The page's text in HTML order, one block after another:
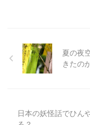
夏の夜
きたの
日本の妖怪話でひん